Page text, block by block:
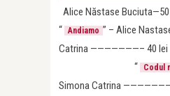
Alice Năstase
“ Andiamo ” – Alice
Catrina ———————–
“
Codul
Simona Catrina